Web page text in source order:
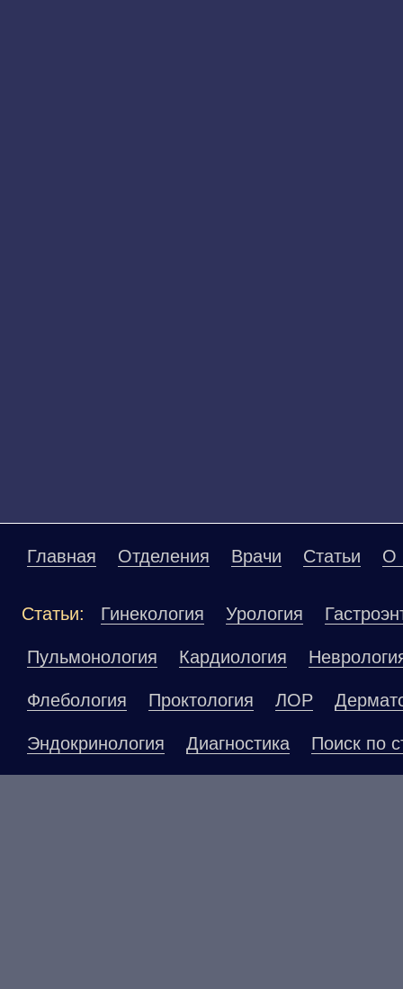
Главная Отделения Врачи Статьи О
Статьи: Гинекология Урология
Пульмонология Кардиология
Флебология Проктология ЛОР
Эндокринология Диагностика Поиск по